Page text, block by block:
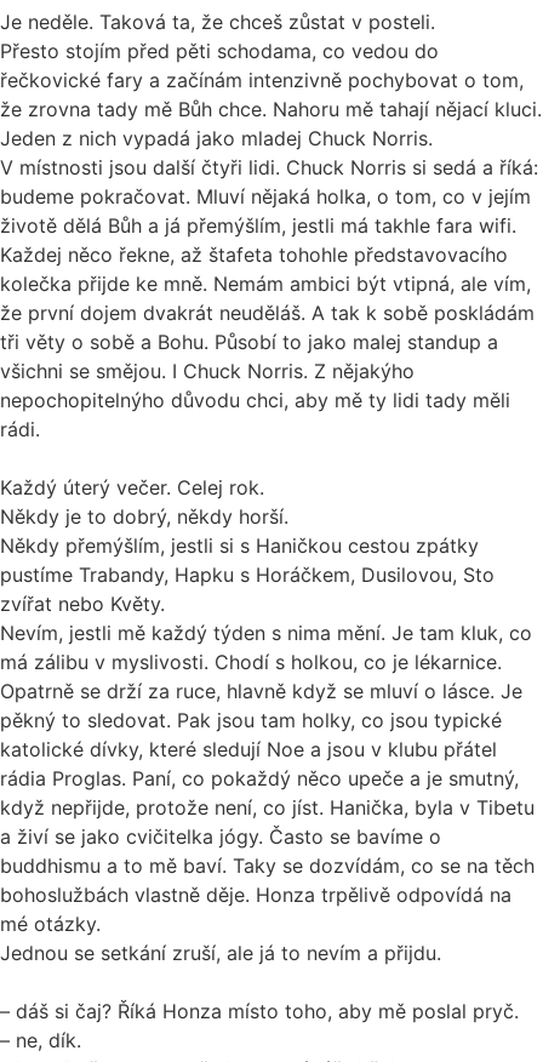
Je neděle. Taková ta, že chceš zůstat v posteli.
Přesto stojím před pěti schodama, co vedou do
řečkovické fary a začínám intenzivně pochybovat o tom,
že zrovna tady mě Bůh chce. Nahoru mě tahají nějací kluci.
Jeden z nich vypadá jako mladej Chuck Norris.
V místnosti jsou další čtyři lidi. Chuck Norris si sedá a říká:
budeme pokračovat. Mluví nějaká holka, o tom, co v jejím
životě dělá Bůh a já přemýšlím, jestli má takhle fara wifi.
Každej něco řekne, až štafeta tohohle představovacího
kolečka přijde ke mně. Nemám ambici být vtipná, ale vím,
že první dojem dvakrát neuděláš. A tak k sobě poskládám
tři věty o sobě a Bohu. Působí to jako malej standup a
všichni se smějou. I Chuck Norris. Z nějakýho
nepochopitelnýho důvodu chci, aby mě ty lidi tady měli
rádi.
Každý úterý večer. Celej rok.
Někdy je to dobrý, někdy horší.
Někdy přemýšlím, jestli si s Haničkou cestou zpátky
pustíme Trabandy, Hapku s Horáčkem, Dusilovou, Sto
zvířat nebo Květy.
Nevím, jestli mě každý týden s nima mění. Je tam kluk, co
má zálibu v myslivosti. Chodí s holkou, co je lékarnice.
Opatrně se drží za ruce, hlavně když se mluví o lásce. Je
pěkný to sledovat. Pak jsou tam holky, co jsou typické
katolické dívky, které sledují Noe a jsou v klubu přátel
rádia Proglas. Paní, co pokaždý něco upeče a je smutný,
když nepřijde, protože není, co jíst. Hanička, byla v Tibetu
a živí se jako cvičitelka jógy. Často se bavíme o
buddhismu a to mě baví. Taky se dozvídám, co se na těch
bohoslužbách vlastně děje. Honza trpělivě odpovídá na
mé otázky.
Jednou se setkání zruší, ale já to nevím a přijdu.
– dáš si čaj? Říká Honza místo toho, aby mě poslal pryč.
– ne, dík.